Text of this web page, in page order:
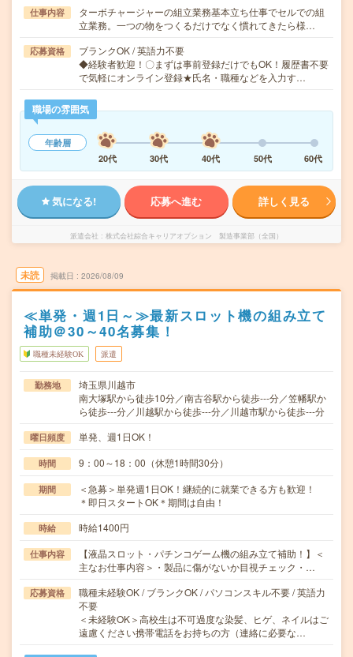
仕事内容
ターボチャージャーの組立業務基本立ち仕事でセルでの組
立業務。一つの物をつくるだけでなく慣れてきたら様…
応募資格
ブランクOK / 英語力不要
◆経験者歓迎！〇まずは事前登録だけでもOK！履歴書不要
で気軽にオンライン登録★氏名・職種などを入力す…
職場の雰囲気
年齢層
20代
30代 40代 50代 60代
気になる! 応募へ進む 詳しく見る
派遣会社 株式会社綜合キャリアオプション 製造事業部（全国）
未読 掲載日 2026/08/09
≪単発・週1日～≫最新スロット機の組み立て
補助＠30～40名募集！
職種未経験OK 派遣
勤務地
埼玉県川越市
南大塚駅から徒歩10分／南古谷駅から徒歩---分／笠幡駅か
ら徒歩---分／川越駅から徒歩---分／川越市駅から徒歩---分
曜日頻度 単発、週1日OK！
時間 9：00～18：00（休憩1時間30分）
期間
＜急募＞単発週1日OK！継続的に就業できる方も歓迎！
＊即日スタートOK＊期間は自由！
時給 時給1400円
仕事内容
【液晶スロット・パチンコゲーム機の組み立て補助！】＜
主なお仕事内容＞・製品に傷がないか目視チェック・…
応募資格
職種未経験OK / ブランクOK / パソコンスキル不要 / 英語力
不要
＜未経験OK＞高校生は不可過度な染髪、ヒゲ、ネイルはご
遠慮ください携帯電話をお持ちの方（連絡に必要な…